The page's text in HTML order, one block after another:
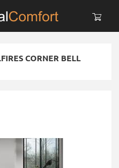
CORNER BELL